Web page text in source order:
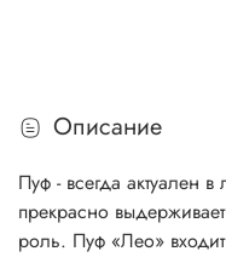
Описание
Пуф - всегда актуален
прекрасно
роль. Пуф «Лео»